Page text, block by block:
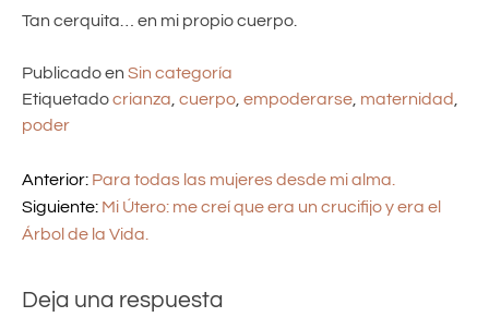
Tan cerquita… en mi propio cuerpo.
Publicado en Sin categoría
Etiquetadocrianza cuerpo empoderarse maternidad
poder
Anterior: Para todas las mujeres desde mi alma.
Siguiente: Mi Útero: me creí que era un crucifijo y era el
Árbol de la Vida.
Deja una respuesta